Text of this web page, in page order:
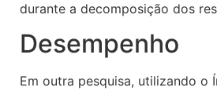
durante a decomposição dos
Desempenho
Em outra pesquisa, utilizando o